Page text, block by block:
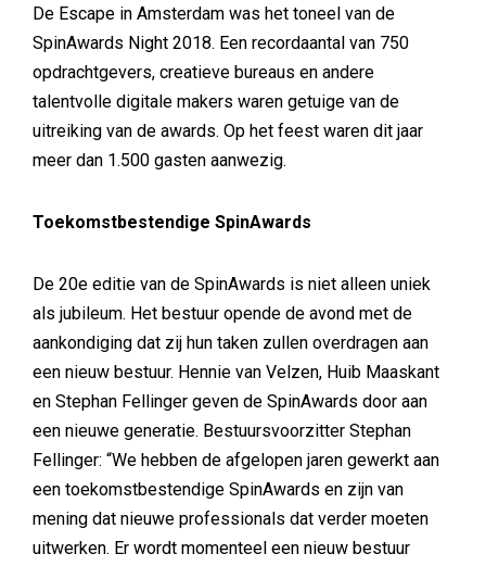
De Escape in Amsterdam was het toneel van de
SpinAwards Night 2018. Een recordaantal van 750
opdrachtgevers, creatieve bureaus en andere
talentvolle digitale makers waren getuige van de
uitreiking van de awards. Op het feest waren dit jaar
meer dan 1.500 gasten aanwezig.
Toekomstbestendige SpinAwards
De 20e editie van de SpinAwards is niet alleen uniek
als jubileum. Het bestuur opende de avond met de
aankondiging dat zij hun taken zullen overdragen aan
een nieuw bestuur. Hennie van Velzen, Huib Maaskant
en Stephan Fellinger geven de SpinAwards door aan
een nieuwe generatie. Bestuursvoorzitter Stephan
Fellinger: “We hebben de afgelopen jaren gewerkt aan
een toekomstbestendige SpinAwards en zijn van
mening dat nieuwe professionals dat verder moeten
uitwerken. Er wordt momenteel een nieuw bestuur